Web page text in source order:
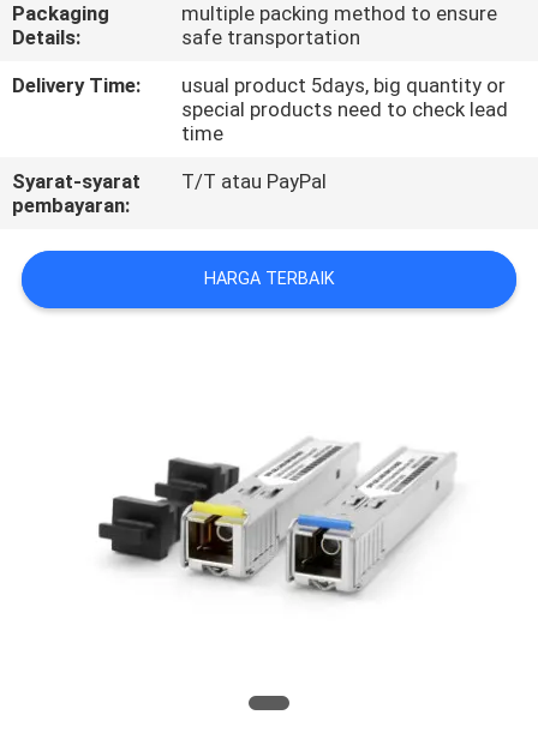
HUBUNGI
KAMI
SITEMAP
Packaging
Details:
multiple packing method to ensure
safe transportation
Delivery Time:
usual product 5days, big quantity or
special products need to check lead
time
Syarat-syarat
pembayaran:
T/T atau PayPal
HARGA TERBAIK